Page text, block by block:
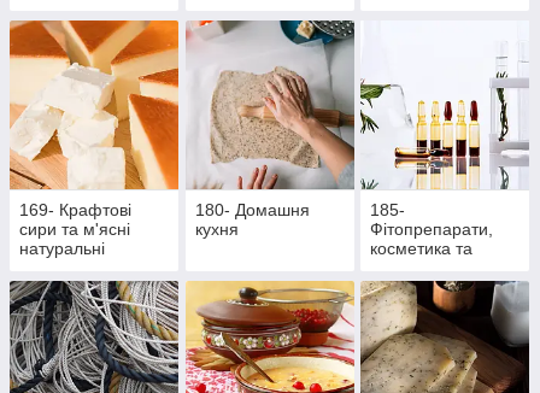
169- Крафтові
сири та м'ясні
натуральні
180- Домашня
кухня
185-
Фітопрепарати,
косметика та